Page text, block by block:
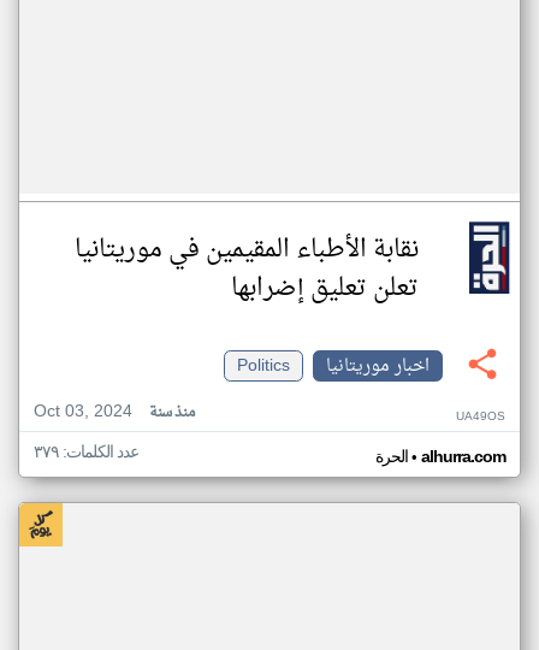
نقابة الأطباء المقيمين في موريتانيا
تعلن تعليق إضرابها
اخبار موريتانيا
Politics
Oct 03, 2024
منذ سنة UA49OS
الحرة• alhurra.com عدد الكلمات: ٣٧٩